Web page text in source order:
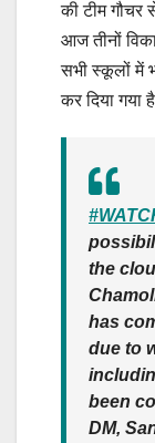
की टीम गौचर
आज तीनों
सभी स्कूलों में
कर दिया गया
the
has
due to
been
DM,